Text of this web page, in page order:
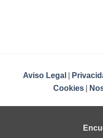
Aviso Legal |
Cookies|